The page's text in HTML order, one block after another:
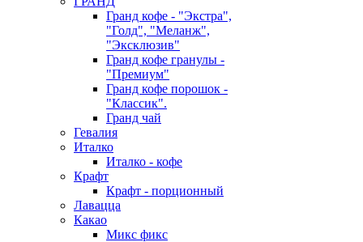
Гранд кофе - "Экстра",
"Голд", "Меланж",
"Эксклюзив"
Гранд кофе гранулы -
"Премиум"
Гранд кофе порошок -
"Классик".
Гранд чай
Гевалия
Италко
Италко - кофе
Крафт
Крафт - порционный
Лавацца
Какао
Микс фикс